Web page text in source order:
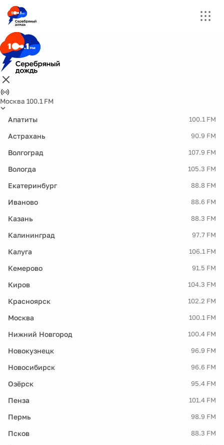
Москва 100.1 FM
Апатиты 100.1 FM
Астрахань 90.9 FM
Волгоград 107.9 FM
Вологда 105.3 FM
Екатеринбург 88.8 FM
Иваново 88.6 FM
Казань 88.3 FM
Калининград 97.7 FM
Калуга 106.1 FM
Кемерово 91.5 FM
Киров 104.3 FM
Красноярск 102.2 FM
Москва 100.1 FM
Нижний Новгород 100.4 FM
Новокузнецк 96.9 FM
Новосибирск 96.6 FM
Озёрск 95.4 FM
Пенза 101.4 FM
Пермь 98.9 FM
Псков 88.3 FM